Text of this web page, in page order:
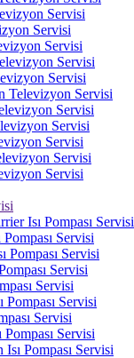
Servisi
Servisi
Servisi
Servisi
Servisi
Televizyon Servisi
Servisi
Servisi
Servisi
Servisi
Servisi
Isı Pompası Servisi
Servisi
Pompası Servisi
Servisi
Servisi
Pompası Servisi
Servisi
Pompası Servisi
Isı Pompası Servisi